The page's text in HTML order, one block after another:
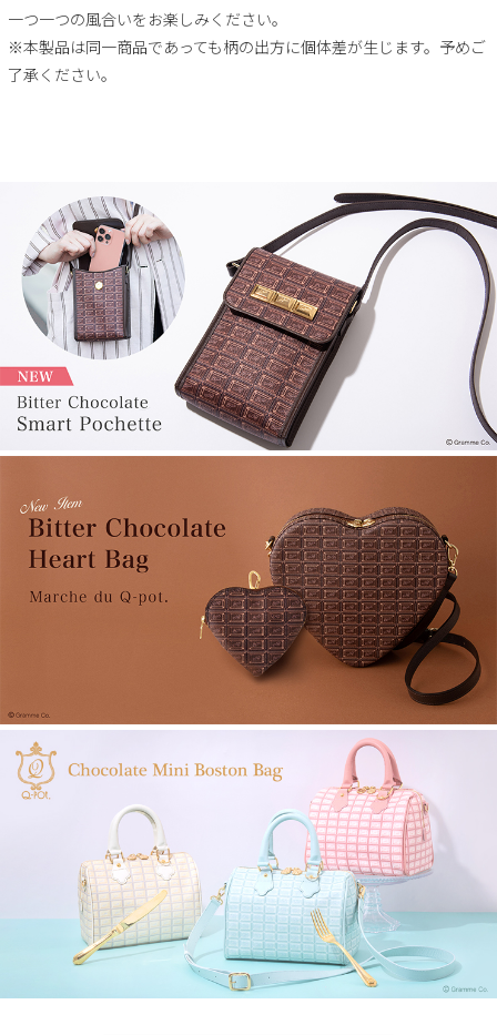
一つ一つの風合いをお楽しみください。
※本製品は同一商品であっても柄の出方に個体差が生じます。予めご
了承ください。